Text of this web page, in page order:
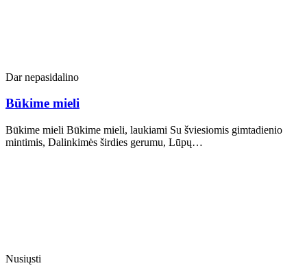
Dar nepasidalino
Būkime mieli
Būkime mieli Būkime mieli, laukiami Su šviesiomis gimtadienio
mintimis, Dalinkimės širdies gerumu, Lūpų…
Nusiųsti